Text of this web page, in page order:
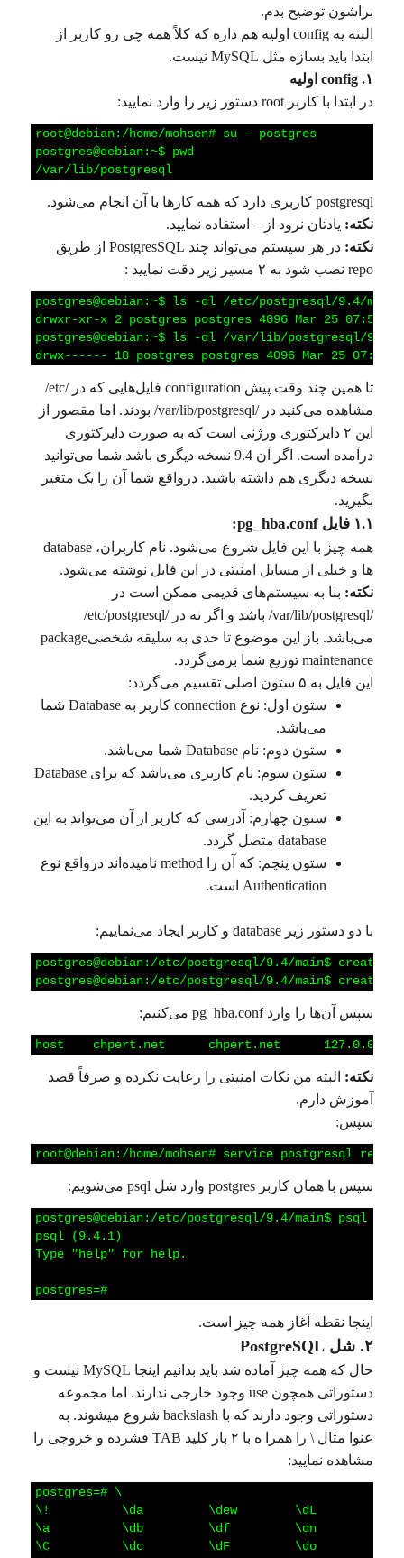
براشون توضیح بدم.
البته یه config اولیه هم داره که کلاً همه چی رو کاربر از
ابتدا باید بسازه مثل MySQL نیست.
۱. config اولیه
در ابتدا با کاربر root دستور زیر را وارد نمایید:
root@debian:/home/mohsen# su – postgres
postgres@debian:~$ pwd
/var/lib/postgresql
postgresql کاربری دارد که همه کارها با آن انجام می‌شود.
نکته: یادتان نرود از – استفاده نمایید.
نکته:
در هر سیستم می‌تواند چند PostgresSQL از طریق
repo نصب شود به ۲ مسیر زیر دقت نمایید :
postgres@debian:~$ ls -dl /etc/postgresql/9.4/main/
drwxr-xr-x 2 postgres postgres 4096 Mar 25 07:55
postgres@debian:~$ ls -dl /var/lib/postgresql/9.4/
drwx------
18 postgres postgres 4096 Mar 25 07:54
تا همین چند وقت پیش configuration فایل‌هایی که در /etc/
مشاهده می‌کنید در /var/lib/postgresql/ بودند. اما مقصور از
این ۲ دایرکتوری ورژنی است که به صورت دایرکتوری
درآمده است. اگر آن 9.4 نسخه دیگری باشد شما می‌توانید
نسخه دیگری هم داشته باشید. در‌واقع شما آن را یک متغیر
بگیرید.
۱.۱ فایل pg_hba.conf:
همه چیز با این فایل شروع می‌شود. نام کاربران،‌ database
‌ها و خیلی از مسایل امنیتی در این فایل نوشته می‌شود.
نکته: بنا به سیستم‌های قدیمی ممکن است در
/var/lib/postgresql/ باشد و اگر نه در /etc/postgresql/
می‌باشد. باز این موضوع تا حدی به سلیقه شخصیpackage
maintenance توزیع شما برمی‌گردد.
این فایل به ۵ ستون اصلی تقسیم می‌گردد:
ستون اول: نوع connection کاربر به Database شما
می‌باشد.
ستون دوم: نام Database شما می‌باشد.
ستون سوم: نام کاربری می‌باشد که برای Database
تعریف کردید.
ستون چهارم: آدرسی که کاربر از آن می‌تواند به این
database متصل گردد.
ستون پنچم: که آن را method نامیده‌اند در‌واقع نوع
Authentication است.
با دو دستور زیر database و کاربر ایجاد می‌نماییم:
postgres@debian:/etc/postgresql/9.4/main$ createdb
postgres@debian:/etc/postgresql/9.4/main$
سپس آن‌ها را وارد pg_hba.conf می‌کنیم:
host chpert.net chpert.net 127.0.0.1/
نکته: البته من نکات امنیتی را رعایت نکرده و صرفاً قصد
آموزش دارم.
سپس:
root@debian:/home/mohsen# service postgresql reload
سپس با همان کاربر postgres وارد شل psql می‌شویم:
postgres@debian:/etc/postgresql/9.4/main$ psql
psql
(9.4.1)
Type
"help" for help.
postgres=#
اینجا نقطه آغاز همه چیز است.
۲. شل PostgreSQL
حال که همه چیز آماده شد باید بدانیم اینجا MySQL نیست و
دستوراتی همچون use وجود خارجی ندارند. اما مجموعه
دستوراتی وجود دارند که با backslash شروع میشوند. به
عنوا مثال \ را همرا ه با ۲ بار کلید TAB فشرده و خروجی را
مشاهده نمایید:
postgres=# \
\!
\da \dew \dL
\a
\db \df \dn
\C
\dc \dF \do